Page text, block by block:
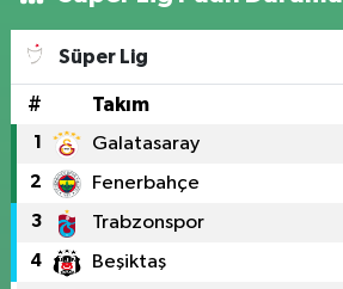
Süper Lig
# Takım
1 Galatasaray
2 Fenerbahçe
3 Trabzonspor
4 Beşiktaş